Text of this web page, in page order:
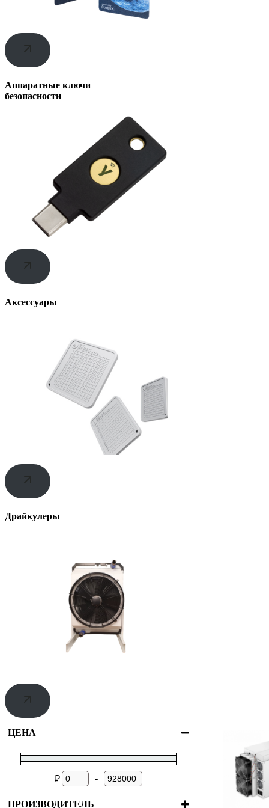
Аппаратные ключи
безопасности
Аксессуары
Драйкулеры
ЦЕНА
₽ -
ПРОИЗВОДИТЕЛЬ